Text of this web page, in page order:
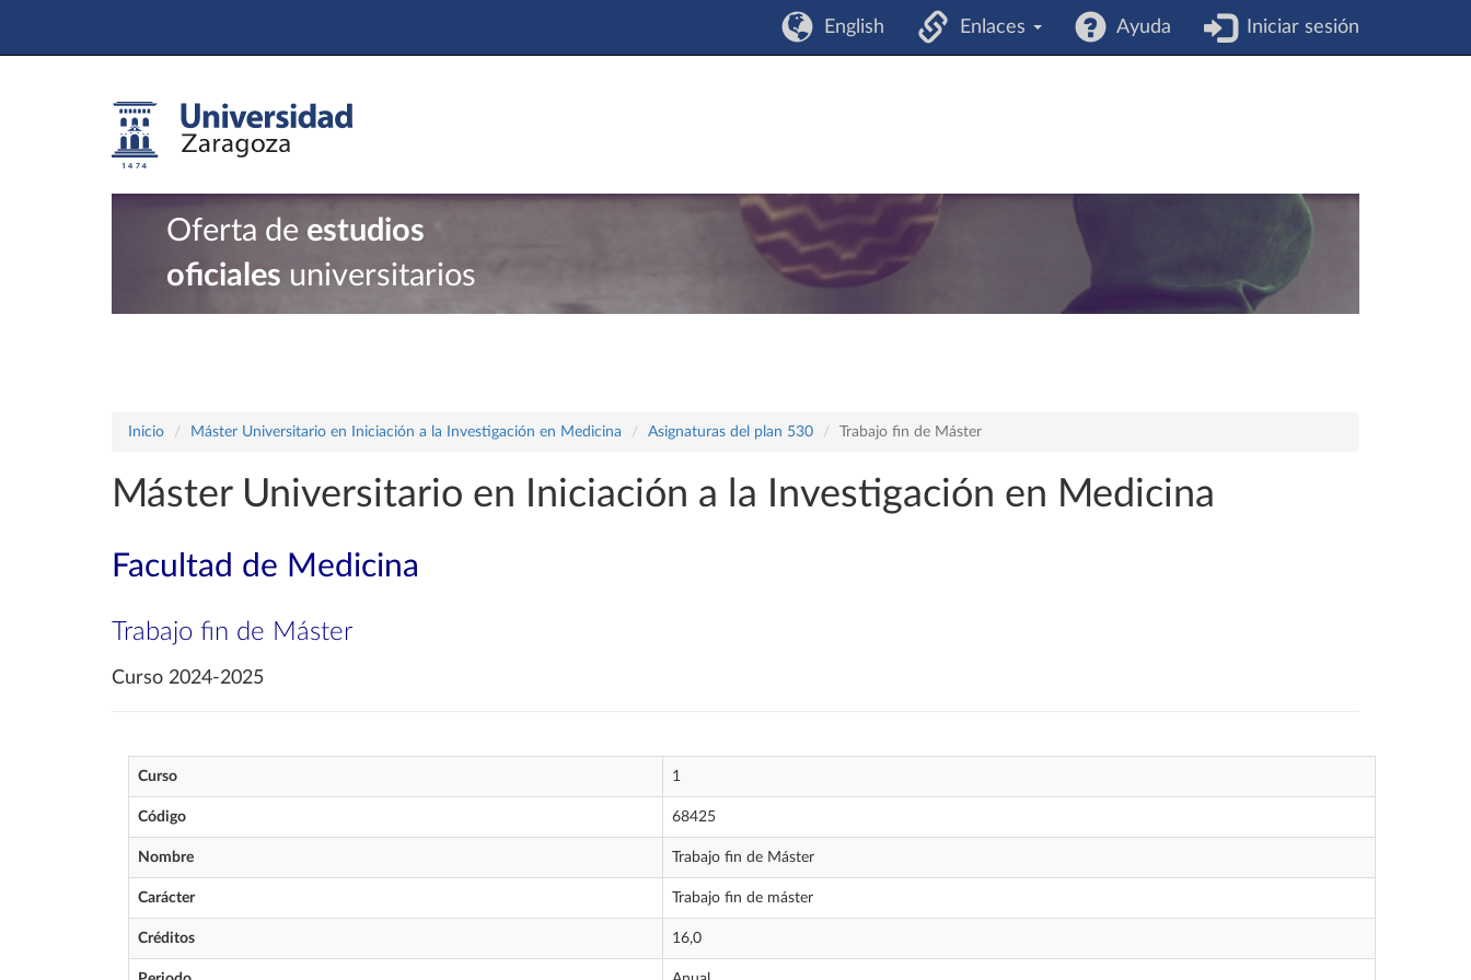
English Enlaces Ayuda Iniciar sesión
Oferta de estudios
oficiales universitarios
Inicio Máster Universitario en Iniciación a la Investigación en Medicina Asignaturas del plan 530 Trabajo fin de Máster
Máster Universitario en Iniciación a la Investigación en Medicina
Facultad de Medicina
Trabajo fin de Máster
Curso 2024-2025
Curso 1
Código 68425
Nombre Trabajo fin de Máster
Carácter Trabajo fin de máster
Créditos 16,0